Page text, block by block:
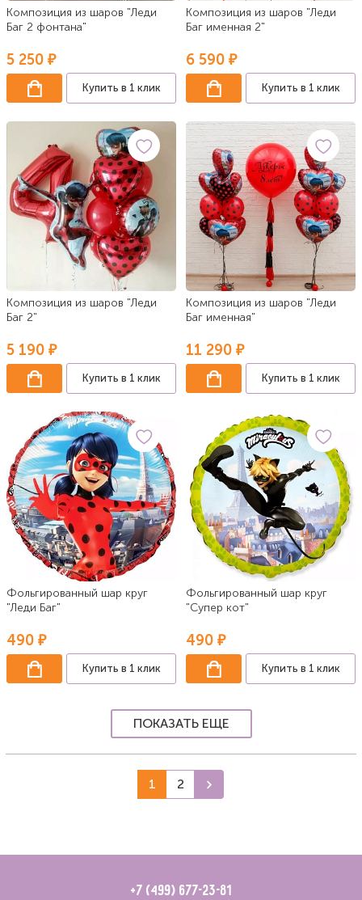
Композиция из шаров "Леди
Баг 2 фонтана"
5 250 ₽
Купить в 1 клик
Композиция из шаров "Леди
Баг именная 2"
6 590 ₽
Купить в 1 клик
Композиция из шаров "Леди
Баг 2"
5 190 ₽
Купить в 1 клик
Композиция из шаров "Леди
Баг именная"
11 290 ₽
Купить в 1 клик
Фольгированный шар круг
"Леди Баг"
490 ₽
Купить в 1 клик
Фольгированный шар круг
"Супер кот"
490 ₽
Купить в 1 клик
ПОКАЗАТЬ ЕЩЕ
1 2
+7 (499) 677-23-81